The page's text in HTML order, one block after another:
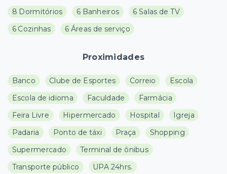
8 Dormitórios 6 Banheiros
6 Salas de TV
6 Cozinhas
6 Áreas de serviço
Proximidades
Banco Clube de Esportes Correio
Escola
Escola de idioma
Faculdade
Farmácia
Feira Livre
Hipermercado Hospital
Igreja
Padaria
Ponto de táxi Praça
Shopping
Supermercado
Terminal de ônibus
Transporte público
UPA 24hrs.